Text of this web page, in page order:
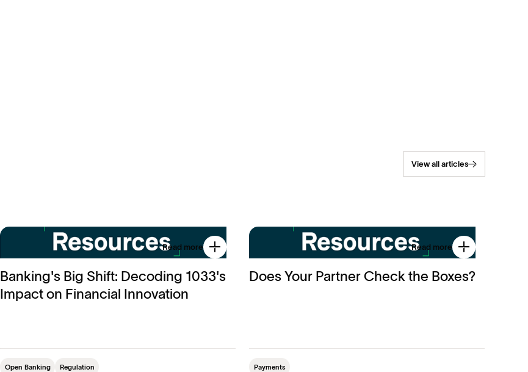
View all articles
Read more
Banking's Big Shift: Decoding 1033's
Impact on Financial Innovation
Open Banking Regulation
Read more
Does Your Partner Check the Boxes?
Payments